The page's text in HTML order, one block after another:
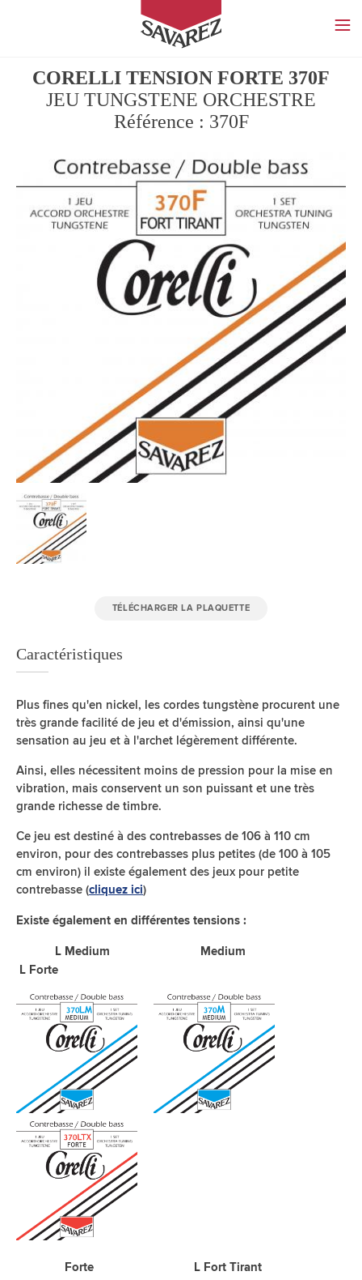
SAVAREZ
CORELLI TENSION FORTE 370F
JEU TUNGSTENE ORCHESTRE
Référence : 370F
TÉLÉCHARGER LA PLAQUETTE
Caractéristiques
Plus fines qu'en nickel, les cordes tungstène procurent une
très grande facilité de jeu et d'émission, ainsi qu'une
sensation au jeu et à l'archet légèrement différente.
Ainsi, elles nécessitent moins de pression pour la mise en
vibration, mais conservent un son puissant et une très
grande richesse de timbre.
Ce jeu est destiné à des contrebasses de 106 à 110 cm
environ, pour des contrebasses plus petites (de 100 à 105
cm environ) il existe également des jeux pour petite
contrebasse (cliquez ici)
Existe également en différentes tensions :
L Medium Medium
L Forte
Forte L Fort Tirant